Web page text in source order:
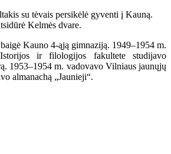
su tėvais persikėlė gyventi į Kauną.
Kelmės dvare.
Kauno 4-ąją gimnaziją. 1949–1954 m.
ir filologijos fakultete studijavo
1953–1954 m. vadovavo Vilniaus jaunųjų
almanachą „Jaunieji“.